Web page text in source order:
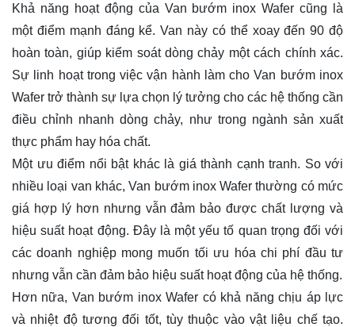
Khả năng hoạt động của Van bướm inox Wafer cũng là
một điểm mạnh đáng kể. Van này có thể xoay đến 90 độ
hoàn toàn, giúp kiểm soát dòng chảy một cách chính xác.
Sự linh hoạt trong việc vận hành làm cho Van bướm inox
Wafer trở thành sự lựa chọn lý tưởng cho các hệ thống cần
điều chỉnh nhanh dòng chảy, như trong ngành sản xuất
thực phẩm hay hóa chất.
Một ưu điểm nổi bật khác là giá thành cạnh tranh. So với
nhiều loại van khác, Van bướm inox Wafer thường có mức
giá hợp lý hơn nhưng vẫn đảm bảo được chất lượng và
hiệu suất hoạt động. Đây là một yếu tố quan trọng đối với
các doanh nghiệp mong muốn tối ưu hóa chi phí đầu tư
nhưng vẫn cần đảm bảo hiệu suất hoạt động của hệ thống.
Hơn nữa, Van bướm inox Wafer có khả năng chịu áp lực
và nhiệt độ tương đối tốt, tùy thuộc vào vật liệu chế tạo.